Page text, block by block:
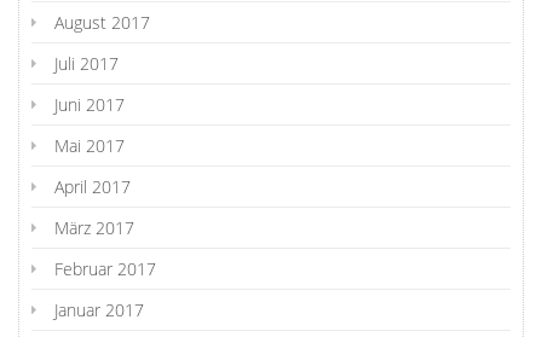
August 2017
Juli 2017
Juni 2017
Mai 2017
April 2017
März 2017
Februar 2017
Januar 2017